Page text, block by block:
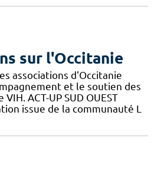
sur l'Occitanie
associations d'Occitanie
et le soutien des
ACT-UP SUD OUEST
issue de la communauté L